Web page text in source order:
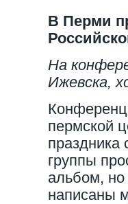
В Перми
На
Ижевска,
пермской
праздника
группы
альбом, но
написаны